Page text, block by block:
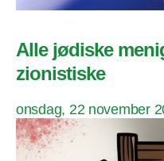
Alle jødiske
zionistiske
onsdag, 22 november